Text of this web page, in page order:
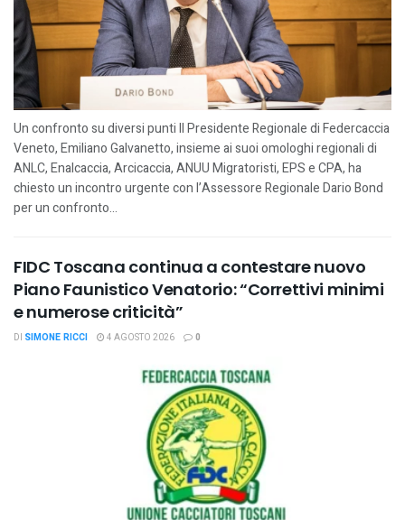
Un confronto su diversi punti Il Presidente Regionale di Federcaccia
Veneto, Emiliano Galvanetto, insieme ai suoi omologhi regionali di
ANLC, Enalcaccia, Arcicaccia, ANUU Migratoristi, EPS e CPA, ha
chiesto un incontro urgente con l’Assessore Regionale Dario Bond
per un confronto...
FIDC Toscana continua a contestare nuovo
Piano Faunistico Venatorio: “Correttivi minimi
e numerose criticità”
DI SIMONE RICCI 4 AGOSTO 2026 0